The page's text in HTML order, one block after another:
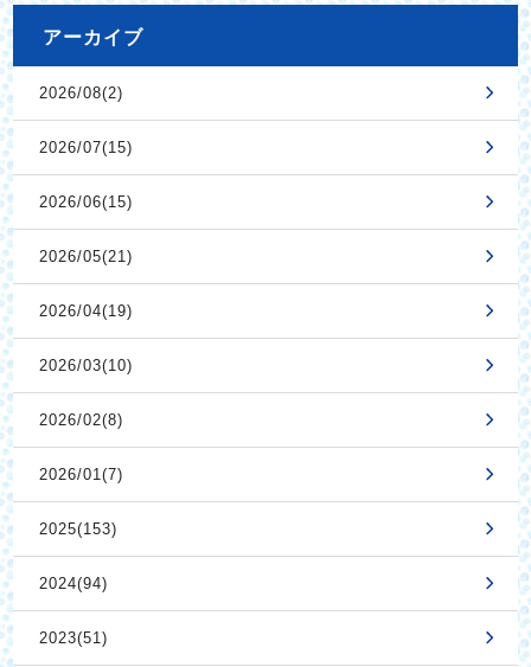
アーカイブ
2026/08(2)
2026/07(15)
2026/06(15)
2026/05(21)
2026/04(19)
2026/03(10)
2026/02(8)
2026/01(7)
2025(153)
2024(94)
2023(51)